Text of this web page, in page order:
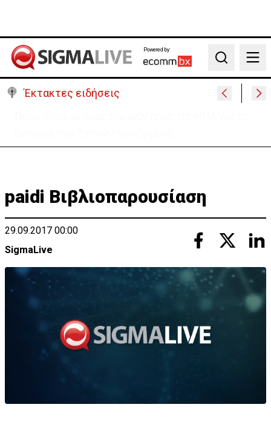
Powered by:
Search
Έκτακτες ειδήσεις
paidi Βιβλιοπαρουσίαση
29.09.2017 00:00
SigmaLive